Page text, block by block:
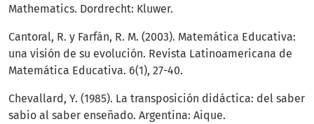
Mathematics. Dordrecht: Kluwer.
Cantoral, R. y Farfán, R. M. (2003). Matemática Educativa:
una visión de su evolución. Revista Latinoamericana de
Matemática Educativa. 6(1), 27-40.
Chevallard, Y. (1985). La transposición didáctica: del saber
sabio al saber enseñado. Argentina: Aique.